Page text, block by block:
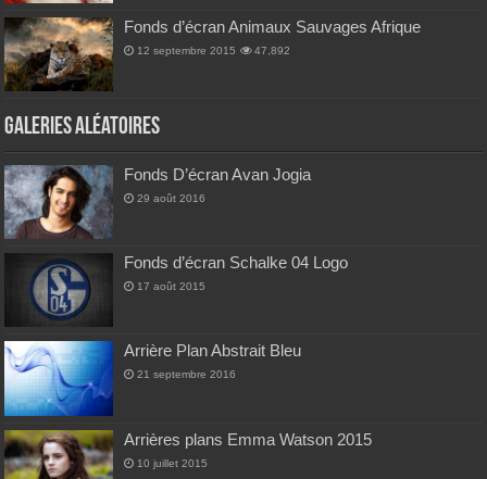
Fonds d’écran Animaux Sauvages Afrique
12 septembre 2015 47,892
Galeries Aléatoires
Fonds D’écran Avan Jogia
29 août 2016
Fonds d’écran Schalke 04 Logo
17 août 2015
Arrière Plan Abstrait Bleu
21 septembre 2016
Arrières plans Emma Watson 2015
10 juillet 2015